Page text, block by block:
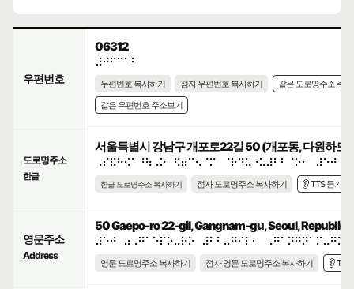
우편번호
06312
⠼⠚⠋⠉⠁⠃
우편번호 복사하기 점자 우편번호 복사하기
같은 도로명주소 주
같은 우편번호 주소보기
도로명주소
한글
서울특별시 강남구 개포로22길 50 (개포동, 다원하모
⠠⠎⠯⠓⠪⠁⠘⠳⠠⠕⠀⠫⠶⠉⠢⠈⠍⠀⠈⠗⠙⠥⠐⠥⠼⠃⠃⠈⠕⠂⠀⠼⠑⠚
한글 도로명주소 복사하기 점자 도로명주소 복사하기 👂 TTS 듣기
영문주소
Address
50 Gaepo-ro 22-gil, Gangnam-gu, Seoul, Republic
영문 도로명주소 복사하기 점자 영문 도로명주소 복사하기 👂 TTS